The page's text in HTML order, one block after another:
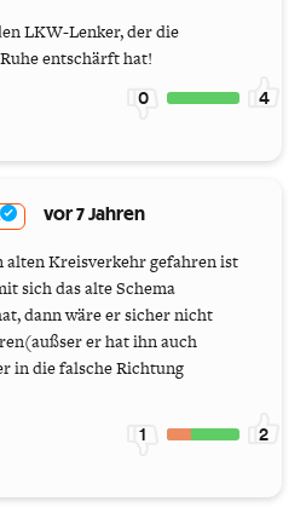
LKW-Lenker, der die
entschärft hat!
0 4
vor 7 Jahren
alten Kreisverkehr gefahren ist
sich das alte Schema
dann wäre er sicher nicht
er hat ihn auch
in die falsche Richtung
1 2